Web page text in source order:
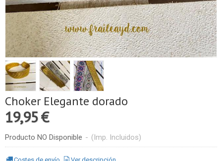
Choker Elegante dorado
19,95 €
Producto NO Disponible - (Imp. Incluidos)